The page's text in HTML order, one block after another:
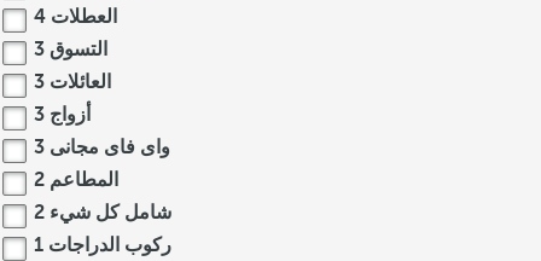
العطلات 4
التسوق 3
العائلات 3
أزواج 3
واى فاى مجانى 3
المطاعم 2
شامل كل شيء 2
ركوب الدراجات 1
م
ت
و
س
ط
ي
و
ا